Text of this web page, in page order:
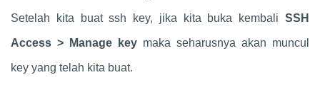
Setelah kita buat ssh key, jika kita buka kembali SSH
Access > Manage key maka seharusnya akan muncul
key yang telah kita buat.